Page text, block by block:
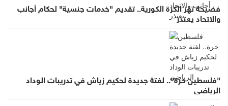
فضيحة تهز الكرة الكورية.. تقديم "خدمات جنسية" لحكام أجانب
والاتحاد يعتذر
"فلسطين حرة".. لفتة جديدة لحكيم زياش في تدريبات الوداد
الرياضي